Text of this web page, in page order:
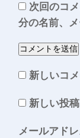
次回のコ
分の名前、
新しいコ
新しい投
メールアド